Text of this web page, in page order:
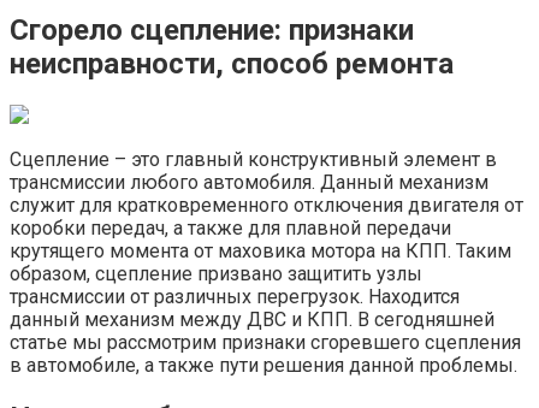
Сгорело сцепление: признаки
неисправности, способ ремонта
Сцепление – это главный конструктивный элемент в
трансмиссии любого автомобиля. Данный механизм
служит для кратковременного отключения двигателя от
коробки передач, а также для плавной передачи
крутящего момента от маховика мотора на КПП. Таким
образом, сцепление призвано защитить узлы
трансмиссии от различных перегрузок. Находится
данный механизм между ДВС и КПП. В сегодняшней
статье мы рассмотрим признаки сгоревшего сцепления
в автомобиле, а также пути решения данной проблемы.